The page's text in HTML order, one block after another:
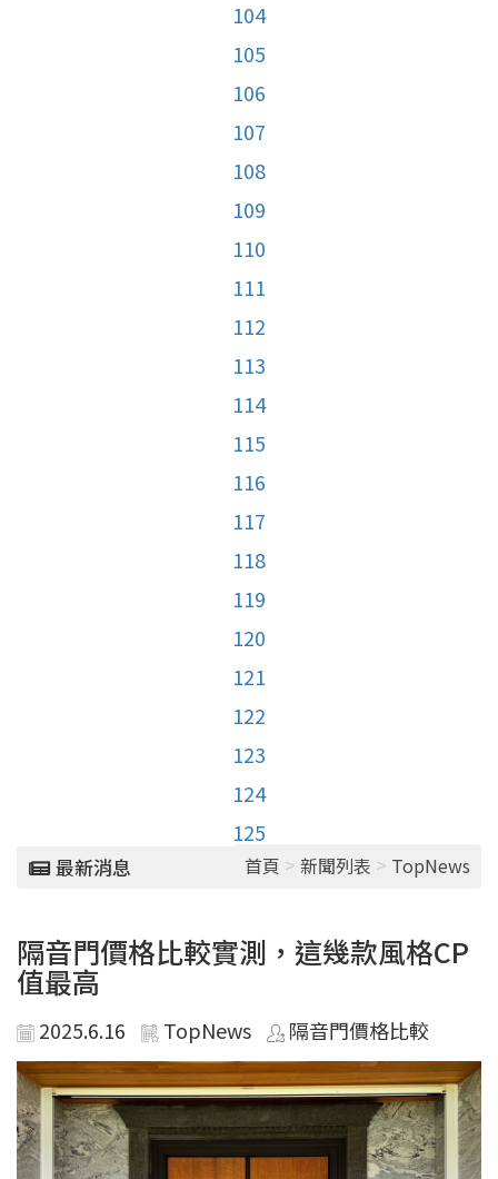
104
105
106
107
108
109
110
111
112
113
114
115
116
117
118
119
120
121
122
123
124
125
最新消息 首頁 > 新聞列表 > TopNews
隔音門價格比較實測，這幾款風格CP
值最高
2025.6.16 TopNews 隔音門價格比較